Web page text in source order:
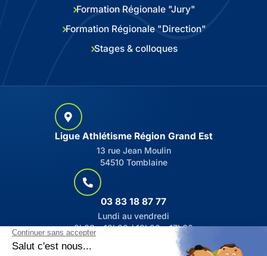
Formation Régionale "Jury"
Formation Régionale "Direction"
Stages & colloques
Ligue Athlétisme Région Grand Est
13 rue Jean Moulin
54510 Tomblaine
03 83 18 87 77
Lundi au vendredi
9h00 – 12h30 / 13h30 – 17h00